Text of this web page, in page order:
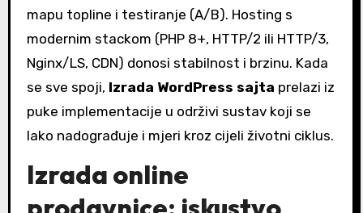
mapu topline i testiranje (A/B). Hosting s
modernim stackom (PHP 8+, HTTP/2 ili HTTP/3,
Nginx/LS, CDN) donosi stabilnost i brzinu. Kada
se sve spoji, Izrada WordPress sajta prelazi iz
puke implementacije u održivi sustav koji se
lako nadograđuje i mjeri kroz cijeli životni ciklus.
Izrada online